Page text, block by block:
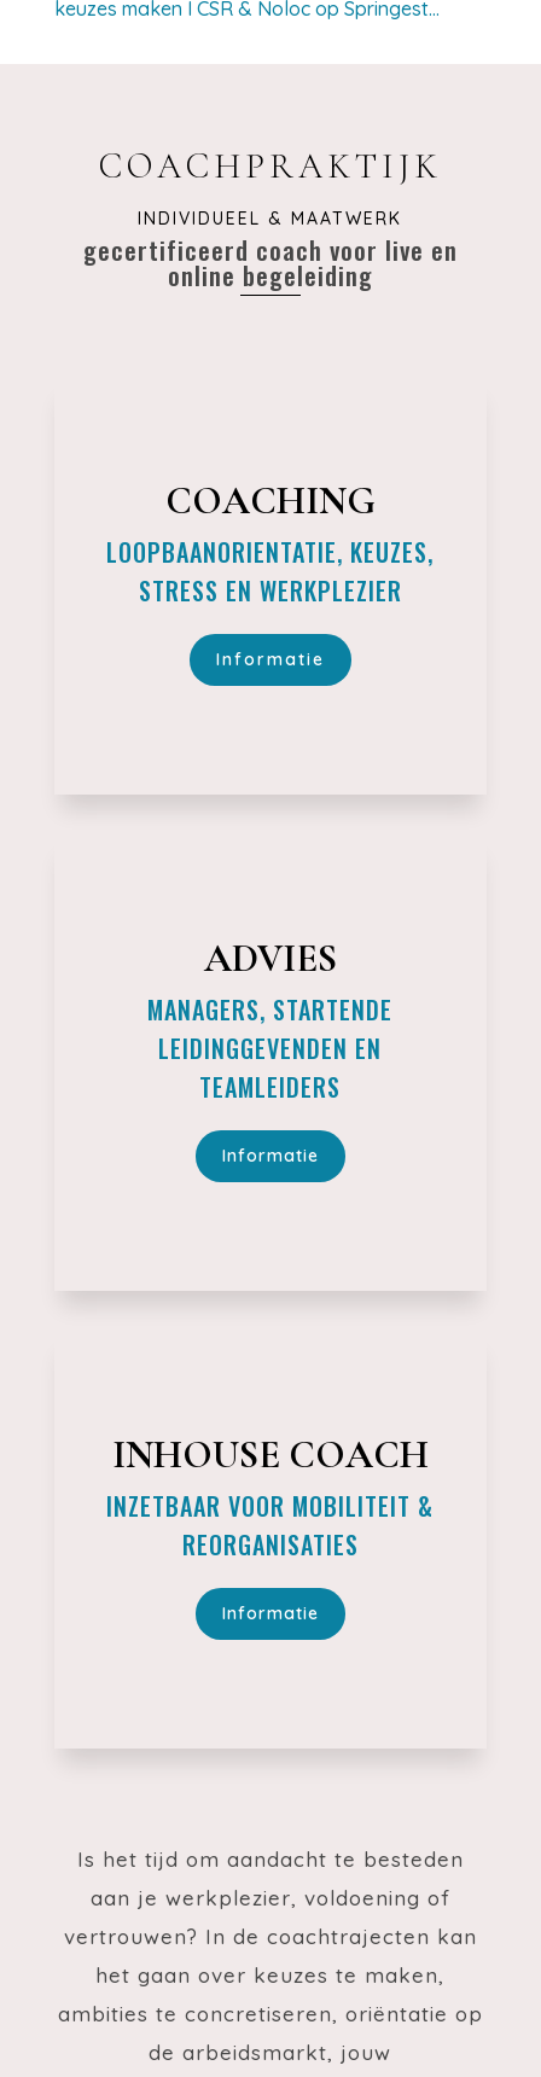
keuzes maken I CSR & Noloc op Springest…
COACHPRAKTIJK
INDIVIDUEEL & MAATWERK
gecertificeerd coach voor live en
online begeleiding
COACHING
LOOPBAANORIENTATIE, KEUZES,
STRESS EN WERKPLEZIER
Informatie
ADVIES
MANAGERS, STARTENDE
LEIDINGGEVENDEN EN
TEAMLEIDERS
Informatie
INHOUSE COACH
INZETBAAR VOOR MOBILITEIT &
REORGANISATIES
Informatie
Is het tijd om aandacht te besteden
aan je werkplezier, voldoening of
vertrouwen? In de coachtrajecten kan
het gaan over keuzes te maken,
ambities te concretiseren, oriëntatie op
de arbeidsmarkt, jouw